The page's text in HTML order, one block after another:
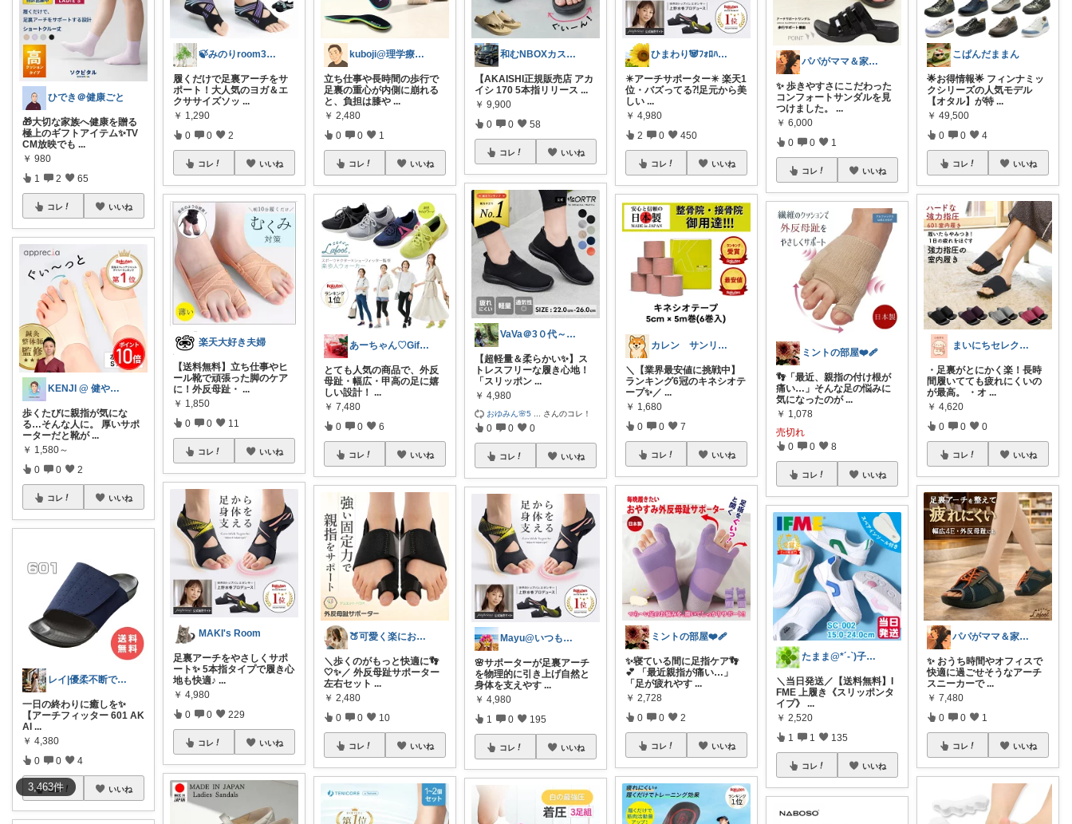
3,463件
ひでき＠健康ごと
🎁大切な家族へ健康を贈る
極上のギフトアイテム✨TV
CM放映でも ...
￥ 980
1 2 65
コレ いいね
KENJI @ 健やかな暮らしの道具
歩くたびに親指が気にな
る…そんな人に。 厚いサポ
ーターだと靴が ...
￥ 1,580～
0 0 2
コレ いいね
レイ|優柔不断で選べない🥲
一日の終わりに癒しを✨
【アーチフィッター 601 AK
AI ...
￥ 4,380
0 0 4
コレ いいね
🍃みのりroom303🍃
履くだけで足裏アーチをサ
ポート！大人気のヨガ＆エ
クササイズソッ ...
￥ 1,290
0 0 2
コレ いいね
楽天大好き夫婦
【送料無料】立ち仕事やヒ
ール靴で頑張った脚のケア
に！外反母趾・ ...
￥ 1,850
0 0 11
コレ いいね
MAKI's Room
足裏アーチをやさしくサポ
ート✨ 5本指タイプで履き心
地も快適♪ ...
￥ 4,980
0 0 229
コレ いいね
kuboji@理学療法士の疲れない生活
立ち仕事や長時間の歩行で
足裏の重心が内側に崩れる
と、負担は膝や ...
￥ 2,480
0 0 1
コレ いいね
あーちゃん♡Giftで選びたい商品🌹
とても人気の商品で、外反
母趾・幅広・甲高の足に嬉
しい設計！...
￥ 7,480
0 0 6
コレ いいね
🍑可愛く楽にお得に1人暮らし
＼歩くのがもっと快適に👣
🤍✨／ 外反母趾サポーター
左右セット ...
￥ 2,480
0 0 10
コレ いいね
和むNBOXカスタム8/9感謝🙏
【AKAISHI正規販売店 アカ
イシ 170 5本指リリース...
￥ 9,900
0 0 58
コレ いいね
VaVa＠3０代～初めての都内暮らし
【超軽量＆柔らかい✨】ス
トレスフリーな履き心地！
「スリッポン...
￥ 4,980
おゆみん🌸5 さんのコレ！
0 0 0
コレ いいね
Mayu@いつも感謝😊こっそり購入🌸
🌸サポーターが足裏アーチ
を物理的に引き上げ自然と
身体を支えやす ...
￥ 4,980
1 0 195
コレ いいね
ひまわり🐼ﾌｫﾛﾊﾞ100❤️感謝
✴️アーチサポーター✴️ 楽天1
位・バズってる⁈足元から美
しい ...
￥ 4,980
2 0 450
コレ いいね
カレン サンリオとディズニーが大好き
＼【業界最安値に挑戦中】
ランキング6冠のキネシオテ
ープ✨／...
￥ 1,680
0 0 7
コレ いいね
ミントの部屋❤️‍🩹
✨寝ている間に足指ケア👣
💕 「最近親指が痛い…」
「足が疲れやす ...
￥ 2,728
0 0 2
コレ いいね
パパがママ＆家族の笑顔の為に選ぶ品😆
✨ 歩きやすさにこだわった
コンフォートサンダルを見
つけました。
...
￥ 6,000
0 0 1
コレ いいね
ミントの部屋❤️‍🩹
👣「最近、親指の付け根が
痛い…」そんな足の悩みに
気になったのが ...
￥ 1,078
売切れ
0 0 8
コレ いいね
たまま@*´-`)子ども用品/日用品
＼当日発送／【送料無料】I
FME 上履き《スリッポンタ
イプ》...
￥ 2,520
1 1 135
コレ いいね
こぱんだままん
🌟お得情報🌟 フィンナミッ
クシリーズの人気モデル
【オタル】が特 ...
￥ 49,500
0 0 4
コレ いいね
まいにちセレクトdays
・足裏がとにかく楽！長時
間履いてても疲れにくいの
が最高。 ・オ ...
￥ 4,620
0 0 0
コレ いいね
パパがママ＆家族の笑顔の為に選ぶ品😆
✨ おうち時間やオフィスで
快適に過ごせそうなアーチ
スニーカーで ...
￥ 7,480
0 0 1
コレ いいね